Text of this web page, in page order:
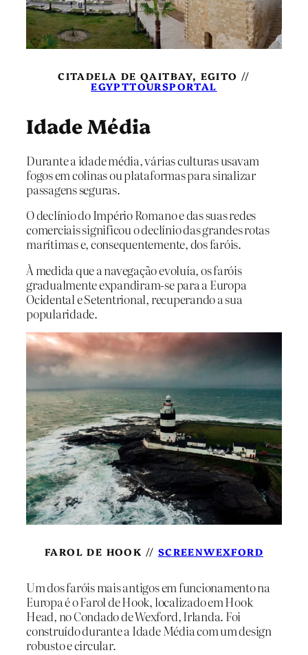
CITADELA DE QAITBAY, EGITO //
EGYPTTOURSPORTAL
Idade Média
Durante a idade média, várias culturas usavam
fogos em colinas ou plataformas para sinalizar
passagens seguras.
O declínio do Império Romano e das suas redes
comerciais significou o declínio das grandes rotas
marítimas e, consequentemente, dos faróis.
À medida que a navegação evoluía, os faróis
gradualmente expandiram-se para a Europa
Ocidental e Setentrional, recuperando a sua
popularidade.
FAROL DE HOOK // SCREENWEXFORD
Um dos faróis mais antigos em funcionamento na
Europa é o Farol de Hook, localizado em Hook
Head, no Condado de Wexford, Irlanda. Foi
construído durante a Idade Média com um design
robusto e circular.